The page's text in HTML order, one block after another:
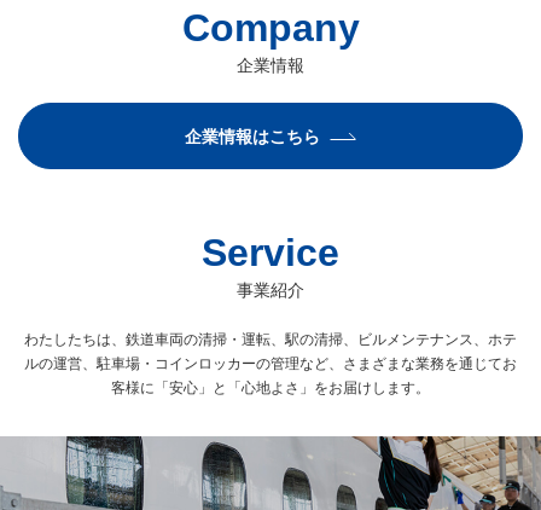
Company
企業情報
企業情報はこちら
Service
事業紹介
わたしたちは、鉄道車両の清掃・運転、駅の清掃、ビルメンテナンス、ホテ
ルの運営、駐車場・コインロッカーの管理など、 さまざまな業務を通じてお
客様に「安心」と「心地よさ」をお届けします。